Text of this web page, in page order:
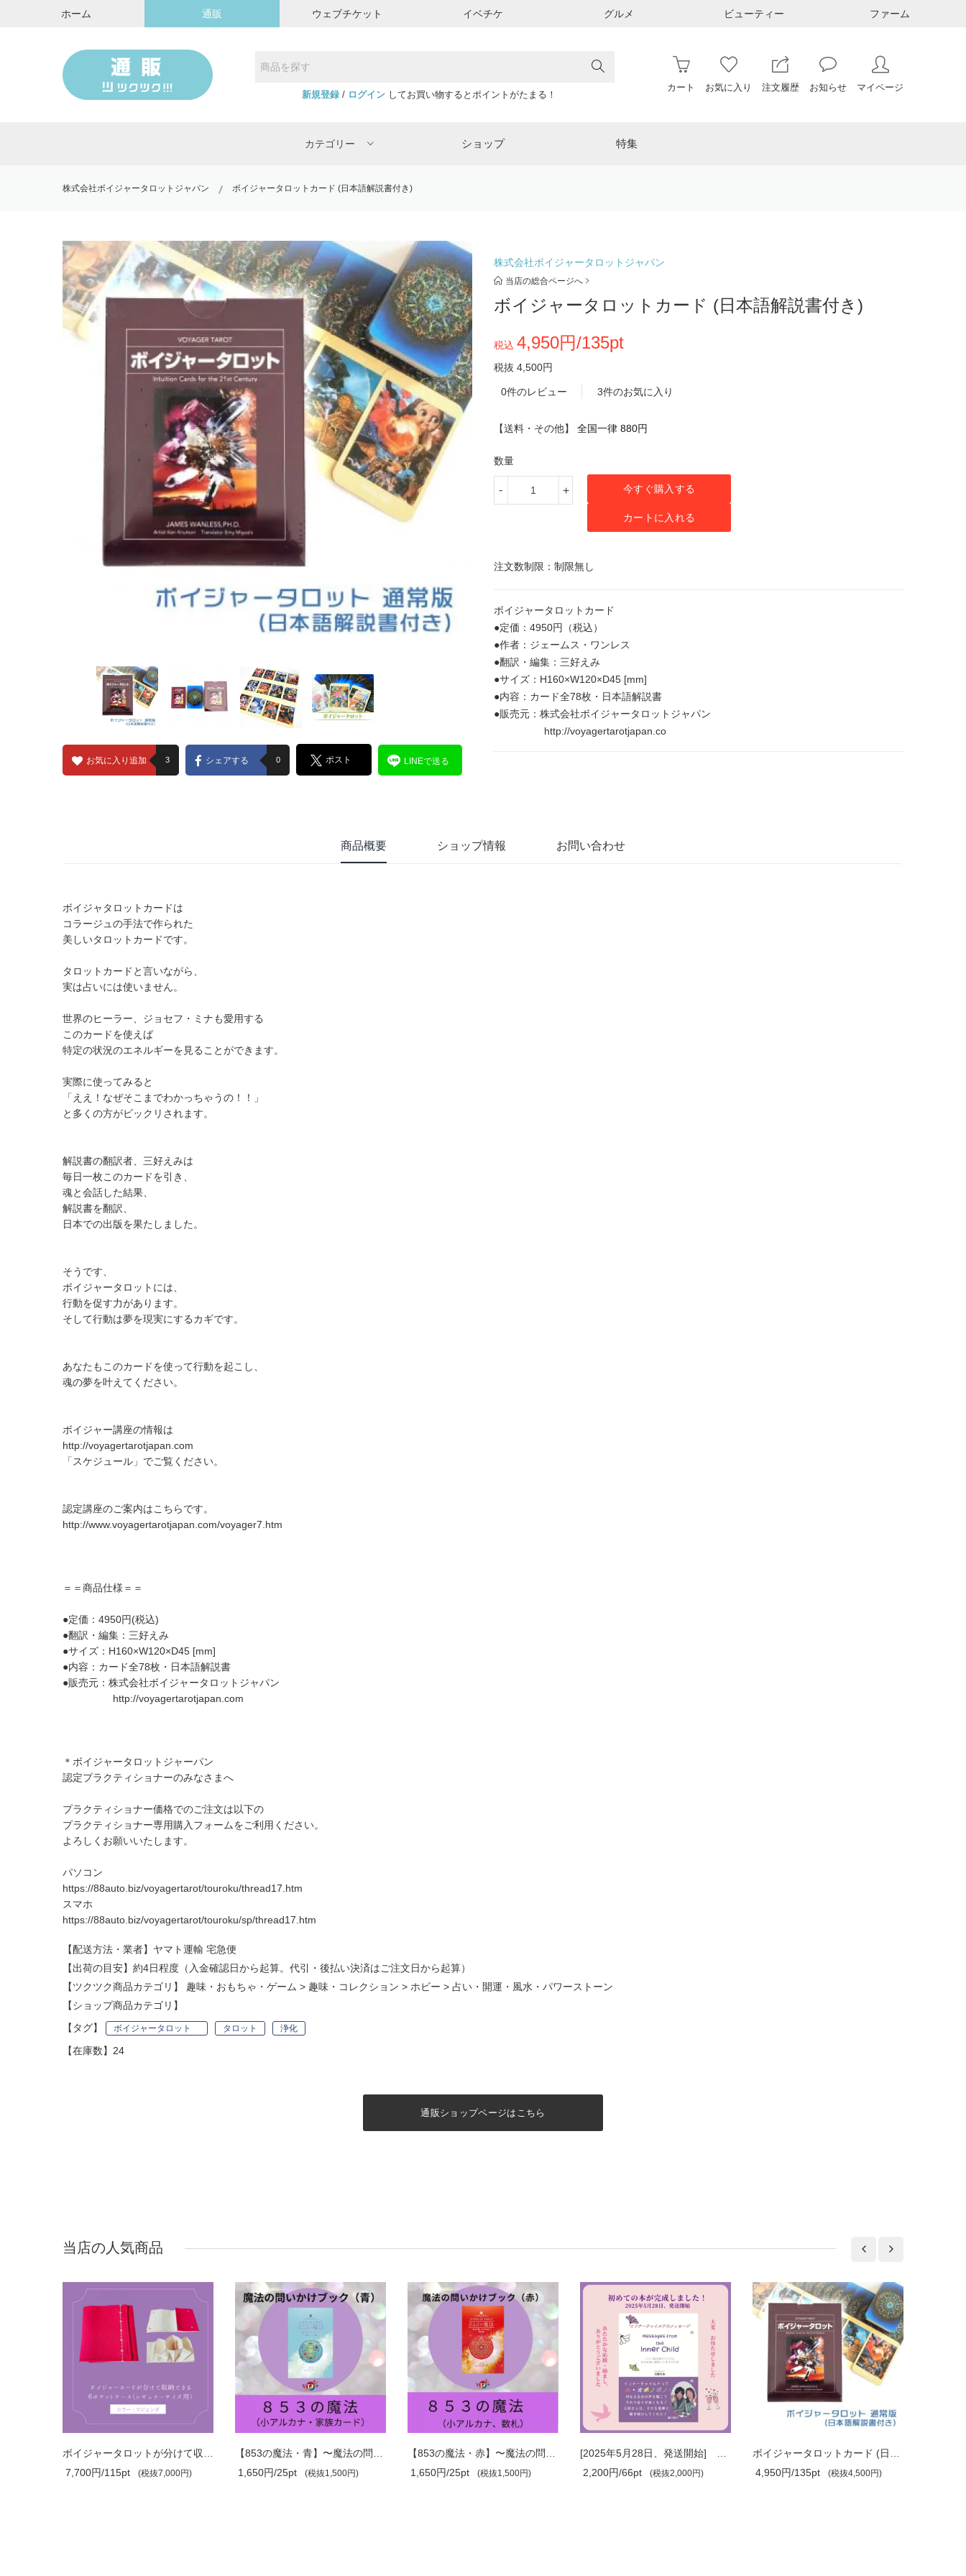
ホーム 通販 ウェブチケット イベチケ グルメ ビューティー ファーム
新規登録/ ログインしてお買い物するとポイントがたまる！
カート お気に入り 注文履歴 お知らせ マイページ
カテゴリー ショップ 特集
株式会社ボイジャータロットジャパン ボイジャータロットカード (日本語解説書付き)
お気に入り追加 3 シェアする 0 ポスト LINEで送る
株式会社ボイジャータロットジャパン
当店の総合ページへ
ボイジャータロットカード (日本語解説書付き)
税込 4,950円/135pt
税抜 4,500円
0件のレビュー 3件のお気に入り
【送料・その他】 全国一律 880円
数量
- + 今すぐ購入する
カートに入れる
注文数制限：制限無し
ボイジャータロットカード
●定価：4950円（税込）
●作者：ジェームス・ワンレス
●翻訳・編集：三好えみ
●サイズ：H160×W120×D45 [mm]
●内容：カード全78枚・日本語解説書
●販売元：株式会社ボイジャータロットジャパン
http://voyagertarotjapan.co
商品概要 ショップ情報 お問い合わせ
ボイジャタロットカードは
コラージュの手法で作られた
美しいタロットカードです。
タロットカードと言いながら、
実は占いには使いません。
世界のヒーラー、ジョセフ・ミナも愛用する
このカードを使えば
特定の状況のエネルギーを見ることができます。
実際に使ってみると
「ええ！なぜそこまでわかっちゃうの！！」
と多くの方がビックリされます。
解説書の翻訳者、三好えみは
毎日一枚このカードを引き、
魂と会話した結果、
解説書を翻訳、
日本での出版を果たしました。
そうです、
ボイジャータロットには、
行動を促す力があります。
そして行動は夢を現実にするカギです。
あなたもこのカードを使って行動を起こし、
魂の夢を叶えてください。
ボイジャー講座の情報は
http://voyagertarotjapan.com
「スケジュール」でご覧ください。
認定講座のご案内はこちらです。
http://www.voyagertarotjapan.com/voyager7.htm
＝＝商品仕様＝＝
●定価：4950円(税込)
●翻訳・編集：三好えみ
●サイズ：H160×W120×D45 [mm]
●内容：カード全78枚・日本語解説書
●販売元：株式会社ボイジャータロットジャパン
http://voyagertarotjapan.com
＊ボイジャータロットジャーパン
認定プラクティショナーのみなさまへ
プラクティショナー価格でのご注文は以下の
プラクティショナー専用購入フォームをご利用ください。
よろしくお願いいたします。
パソコン
https://88auto.biz/voyagertarot/touroku/thread17.htm
スマホ
https://88auto.biz/voyagertarot/touroku/sp/thread17.htm
【配送方法・業者】ヤマト運輸 宅急便
【出荷の目安】約4日程度（入金確認日から起算。代引・後払い決済はご注文日から起算）
【ツクツク商品カテゴリ】 趣味・おもちゃ・ゲーム > 趣味・コレクション > ホビー > 占い・開運・風水・パワーストーン
【ショップ商品カテゴリ】
【タグ】
ボイジャータロット タロット 浄化
【在庫数】24
通販ショップページはこちら
当店の人気商品
7,700円/115pt
(税抜7,000円)
1,650円/25pt
(税抜1,500円)
1,650円/25pt
(税抜1,500円)
2,200円/66pt
(税抜2,000円)
4,950円/135pt
(税抜4,500円)